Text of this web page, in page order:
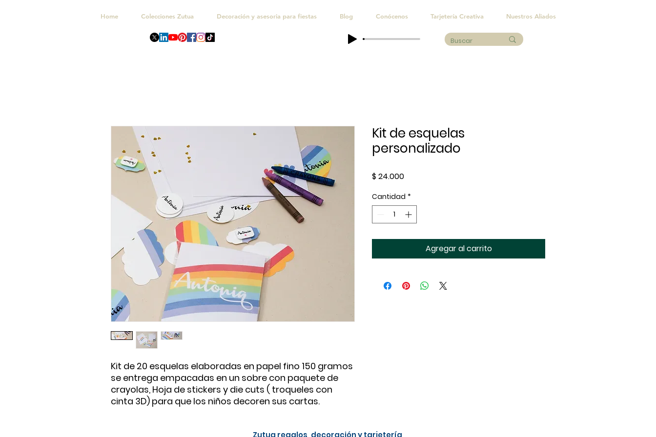
Home Colecciones Zutua Decoración y asesoria para fiestas Blog Conócenos Tarjetería Creativa Nuestros Aliados
Kit de 20 esquelas elaboradas en papel fino 150 gramos
se entrega empacadas en un sobre con paquete de
crayolas, Hoja de stickers y die cuts ( troqueles con
cinta 3D) para que los niños decoren sus cartas.
Kit de esquelas
personalizado
$ 24.000Precio
Cantidad *
Agregar al carrito
Zutua regalos, decoración y tarjetería